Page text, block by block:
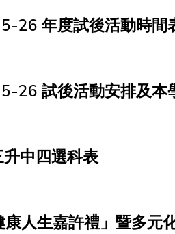
26 年度試後活動時間
26 試後活動安排及本
中四選科表
人生嘉許禮」暨多元